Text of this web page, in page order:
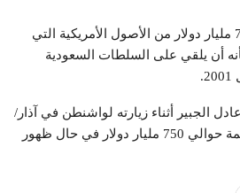
وقالت الصحيفة إن السعودية أبلغت الإدارة الامريكية بأنها ستبيع حوالي 750 مليار دولار من الأصول الأمريكية التي
أن يلقي على السلطات السعودية
الجبير أثناء زيارته لواشنطن في آذار/
مارس الماضي، فقد أكد أن السعودية ستضطر لبيع أوراق مالية وأصول بقيمة حوالي 750 مليار دولار في حال ظهور